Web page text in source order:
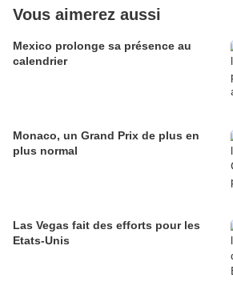
Vous aimerez aussi
Mexico prolonge sa présence au
calendrier
Monaco, un Grand Prix de plus en
plus normal
Las Vegas fait des efforts pour les
Etats-Unis